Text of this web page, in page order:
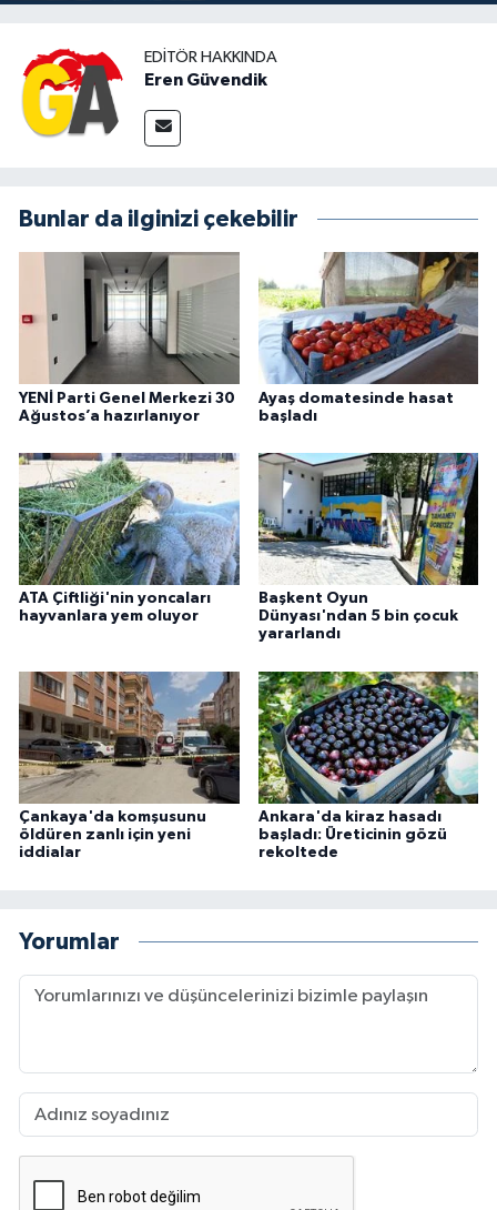
EDITÖR HAKKINDA
Eren Güvendik
Bunlar da ilginizi çekebilir
YENİ Parti Genel Merkezi 30
Ağustos’a hazırlanıyor
Ayaş domatesinde hasat
başladı
ATA Çiftliği'nin yoncaları
hayvanlara yem oluyor
Başkent Oyun
Dünyası'ndan 5 bin çocuk
yararlandı
Çankaya'da komşusunu
öldüren zanlı için yeni
iddialar
Ankara'da kiraz hasadı
başladı: Üreticinin gözü
rekoltede
Yorumlar